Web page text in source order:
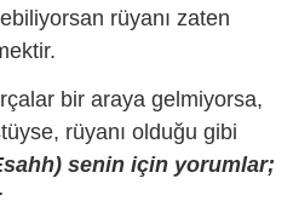
rüyanı zaten
bir araya gelmiyorsa,
rüyanı olduğu gibi
senin için yorumlar;